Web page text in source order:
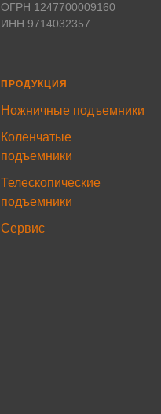
ОГРН 1247700009160
ИНН 9714032357
ПРОДУКЦИЯ
Ножничные подъемники
Коленчатые
подъемники
Телескопические
подъемники
Сервис